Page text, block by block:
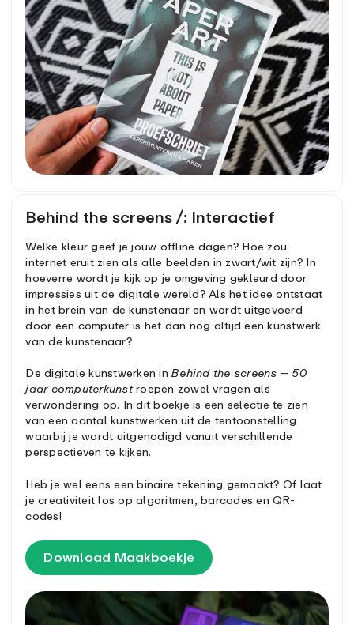
Behind the screens /: Interactief
Welke kleur geef je jouw offline dagen? Hoe zou
internet eruit zien als alle beelden in zwart/wit zijn? In
hoeverre wordt je kijk op je omgeving gekleurd door
impressies uit de digitale wereld? Als het idee ontstaat
in het brein van de kunstenaar en wordt uitgevoerd
door een computer is het dan nog altijd een kunstwerk
van de kunstenaar?
De digitale kunstwerken inBehind the screens – 50
jaar computerkunstroepen zowel vragen als
verwondering op. In dit boekje is een selectie te zien
van een aantal kunstwerken uit de tentoonstelling
waarbij je wordt uitgenodigd vanuit verschillende
perspectieven te kijken.
Heb je wel eens een binaire tekening gemaakt? Of laat
je creativiteit los op algoritmen, barcodes en QR-
codes!
Download Maakboekje